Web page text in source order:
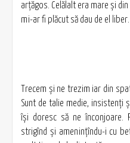
arțăgos. Celălalt era mare și
mi-ar fi plăcut să dau de el liber.
Trecem și ne trezim iar din
Sunt de talie medie, insistenți
își doresc să ne înconjoare.
strigînd și amenințîndu-i cu